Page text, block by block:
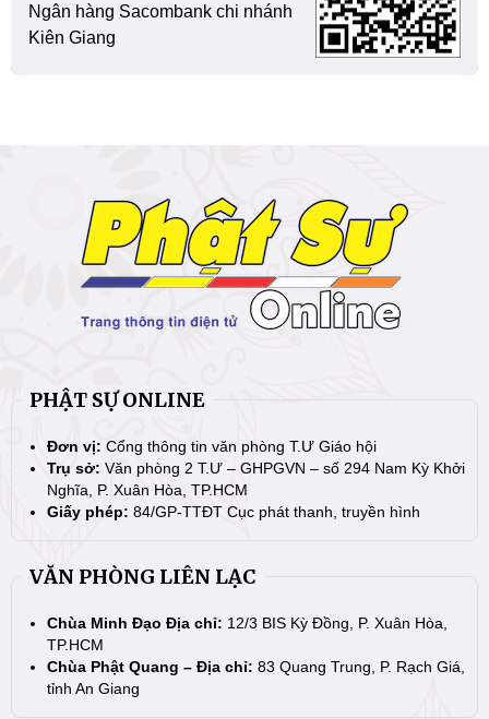
Ngân hàng Sacombank chi nhánh
Kiên Giang
PHẬT SỰ ONLINE
Đơn vị: Cổng thông tin văn phòng T.Ư Giáo hội
Trụ sở: Văn phòng 2 T.Ư – GHPGVN – số 294 Nam Kỳ Khởi
Nghĩa, P. Xuân Hòa, TP.HCM
Giấy phép: 84/GP-TTĐT Cục phát thanh, truyền hình
VĂN PHÒNG LIÊN LẠC
Chùa Minh Đạo Địa chỉ: 12/3 BIS Kỳ Đồng, P. Xuân Hòa,
TP.HCM
Chùa Phật Quang – Địa chỉ: 83 Quang Trung, P. Rạch Giá,
tỉnh An Giang